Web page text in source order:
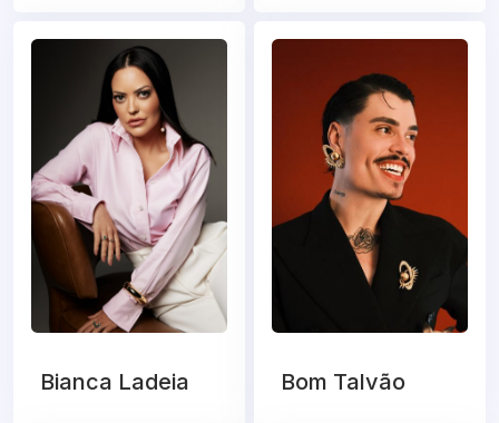
Bianca Ladeia Bom Talvão